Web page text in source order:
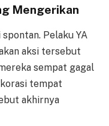
Mengerikan
Pelaku YA
aksi tersebut
sempat gagal
tempat
akhirnya